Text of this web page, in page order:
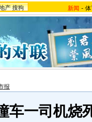
产 搜狗 新闻 -
报
车一司机烧